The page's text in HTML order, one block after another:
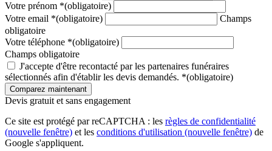
Votre prénom *(obligatoire)
Votre email *(obligatoire)
Champs
obligatoire
Votre téléphone *(obligatoire)
Champs obligatoire
J'accepte d'être recontacté par les partenaires funéraires
sélectionnés afin d'établir les devis demandés. *(obligatoire)
Devis gratuit et sans engagement
Ce site est protégé par reCAPTCHA : les règles de confidentialité
(nouvelle fenêtre) et les conditions d'utilisation (nouvelle fenêtre) de
Google s'appliquent.